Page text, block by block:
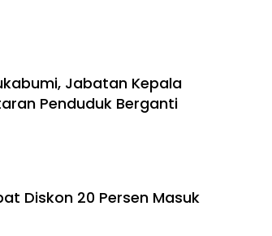
Jabatan Kepala
Penduduk Berganti
Diskon 20 Persen Masuk